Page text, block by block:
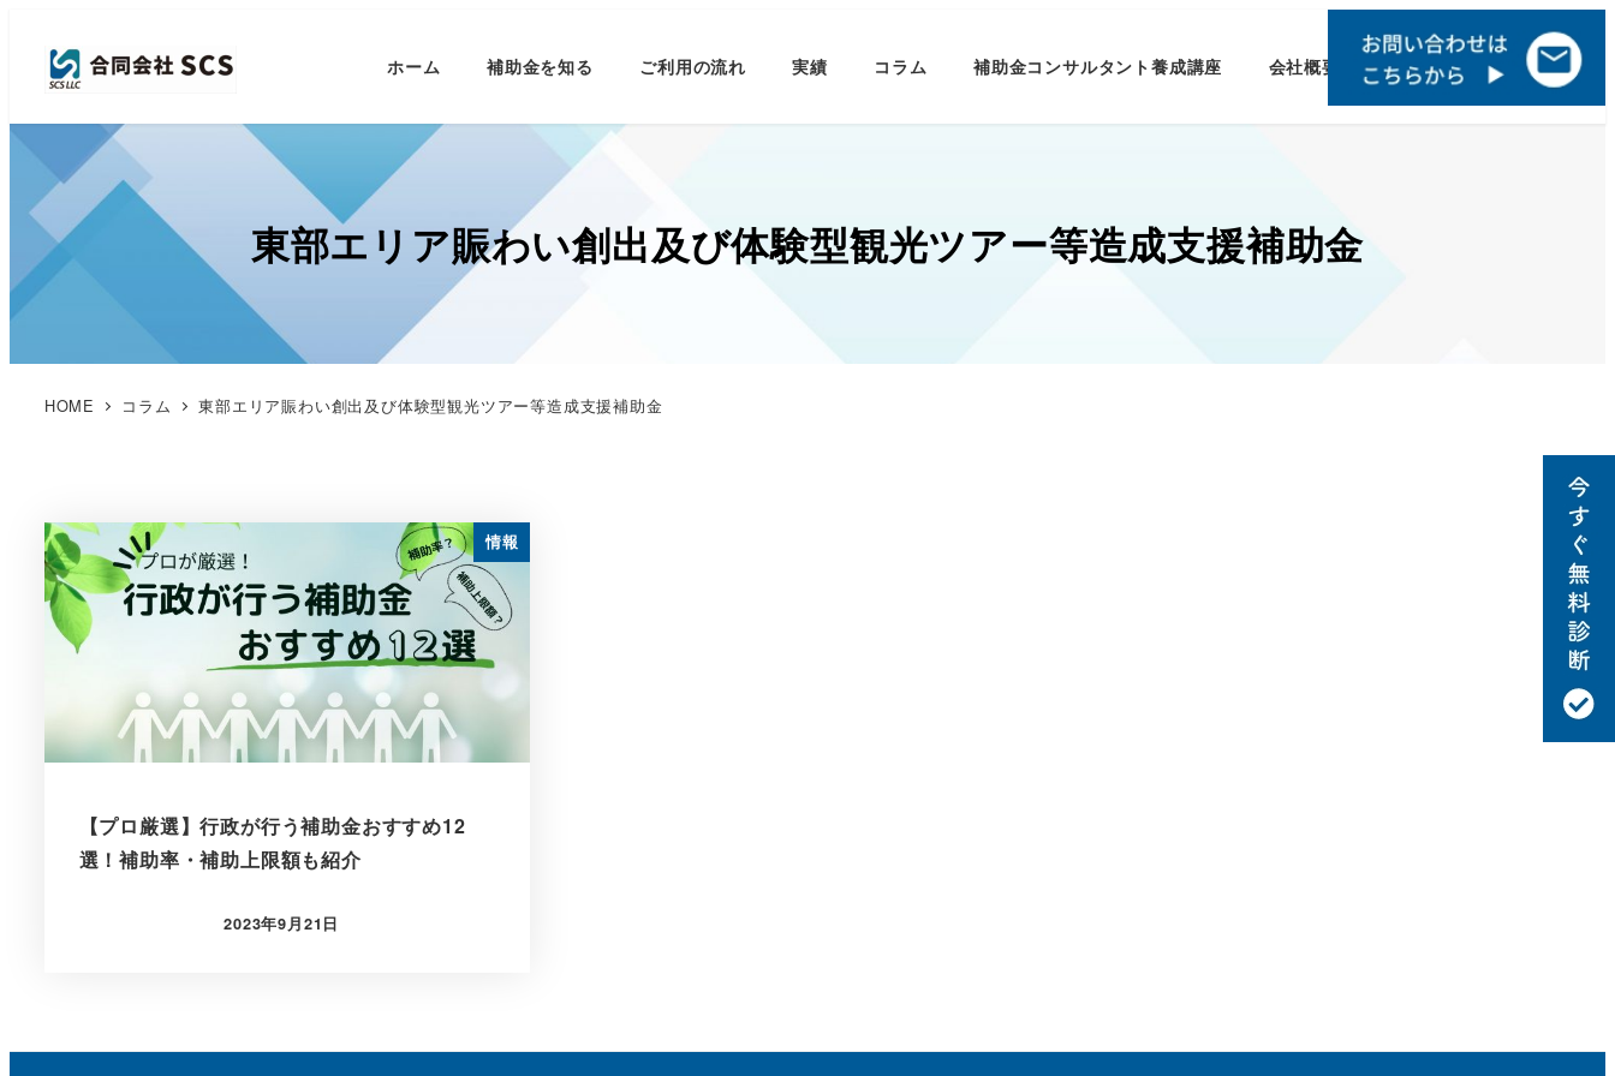
ホーム 補助金を知る ご利用の流れ 実績 コラム 補助金コンサルタント養成講座 会社概要
東部エリア賑わい創出及び体験型観光ツアー等造成支援補助金
HOME コラム 東部エリア賑わい創出及び体験型観光ツアー等造成支援補助金
情報
【プロ厳選】行政が行う補助金おすすめ12
選！補助率・補助上限額も紹介
2023年9月21日